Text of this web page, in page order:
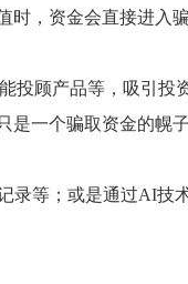
，资金会直接进入骗
顾产品等，吸引投
一个骗取资金的幌子
等；或是通过AI技